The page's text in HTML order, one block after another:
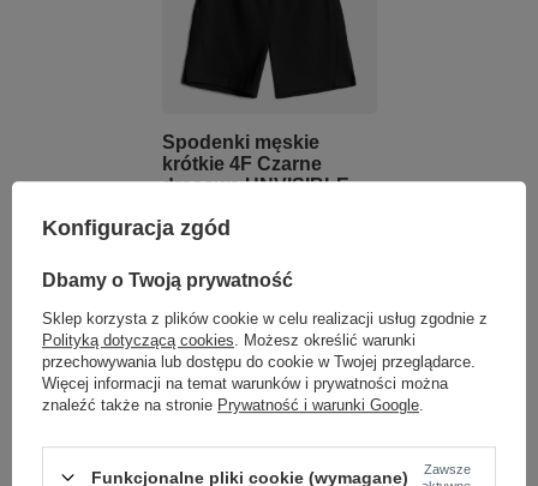
Spodenki męskie
krótkie 4F Czarne
dresowe UNVISIBLE
Jaka czapka i ochrona głowy podczas
letniego biegania?
O ile zimą czapka chroni przed utratą ciepła, o tyle latem jej
zadaniem jest ochrona przed udarem i oślepiającym słońcem.
Bieganie bez nakrycia głowy w godzinach południowych to prosta
droga do kłopotów.
Dobra czapka do biegania na lato to nie jest zwykła bawełniana
lubisz pełnych czapek, świetnym rozwiązaniem są daszki –
Konfiguracja zgód
Dbamy o Twoją prywatność
Sklep korzysta z plików cookie w celu realizacji usług zgodnie z
Polityką dotyczącą cookies . Możesz określić warunki
przechowywania lub dostępu do cookie w Twojej przeglądarce.
Więcej informacji na temat warunków i prywatności można
znaleźć także na stronie Prywatność i warunki Google
Funkcjonalne pliki cookie (wymagane)
Zawsze